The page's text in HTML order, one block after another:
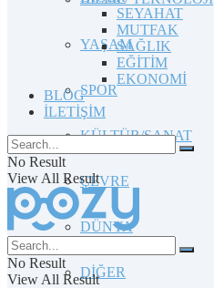
YAŞAM
SPOR
KÜLTÜR/SANAT
ÇEVRE
DÜNYA
DİĞER
SEYAHAT
MUTFAK
SAĞLIK
EĞİTİM
EKONOMİ
BLOG
İLETİŞİM
No Result
View All Result
No Result
View All Result